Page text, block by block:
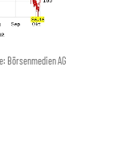
Börsenmedien AG